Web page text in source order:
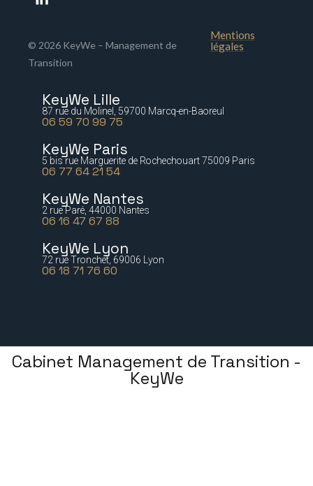
© 2026 KeyWe – Management de
Transition
Mentions
légales
KeyWe Lille
87 rue du Molinel, 59700 Marcq-en-Baoreul
06 59 70 99 75
KeyWe Paris
5 bis rue Marguerite de Rochechouart 75009 Paris
06 77 64 21 54
KeyWe Nantes
2 rue Paré, 44000 Nantes
06 16 47 67 88
KeyWe Lyon
72 rue Tronchet, 69006 Lyon
06 18 71 76 60
Cabinet Management de Transition -
KeyWe